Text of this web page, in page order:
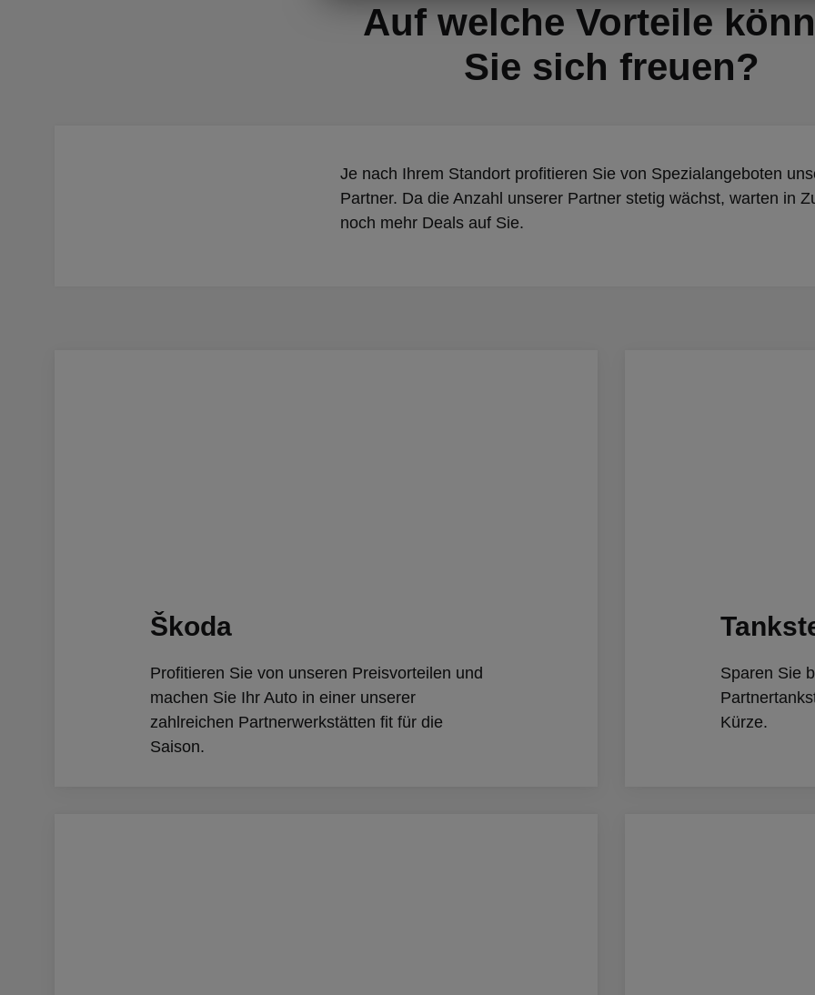
Auf welche Vorteile
Sie sich freuen?
Je nach Ihrem Standort profitieren Sie von Spezialangeboten
Partner. Da die Anzahl unserer Partner stetig wächst, warten in
noch mehr Deals auf Sie.
Škoda
Profitieren Sie von unseren Preisvorteilen und
machen Sie Ihr Auto in einer unserer
zahlreichen Partnerwerkstätten fit für die
Saison.
Sparen Sie
Kürze.